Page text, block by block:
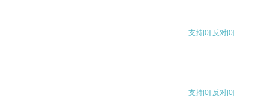
支持[0] 反对[0]
支持[0] 反对[0]